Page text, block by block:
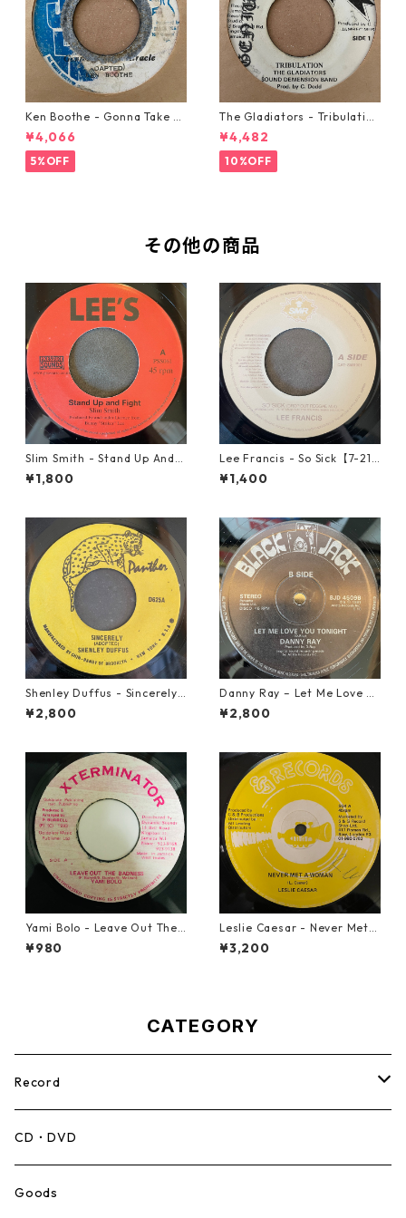
Ken Boothe - Gonna Take A
Miracle【7-21362】
¥4,066
5%OFF
The Gladiators - Tribulation
【7-21365】
¥4,482
10%OFF
その他の商品
Slim Smith - Stand Up And F
ight 【7-21832】
¥1,800
Lee Francis - So Sick【7-219
25】
¥1,400
Shenley Duffus - Sincerely
【7-22021】
¥2,800
Danny Ray – Let Me Love Yo
u Tonight【12-30001】
¥2,800
Yami Bolo - Leave Out The
Badness 【7-10916】
¥980
Leslie Caesar - Never Met A
Woman【12-50067】
¥3,200
CATEGORY
Record
Mento,Calypso,Ballad
Ska
CD・DVD
Goods